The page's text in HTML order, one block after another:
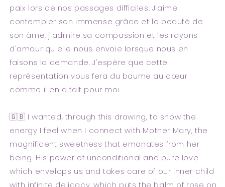
paix lors de nos passages difficiles. J'aime
contempler son immense grâce et la beauté de
son âme, j'admire sa compassion et les rayons
d'amour qu'elle nous envoie lorsque nous en
faisons la demande. J'espère que cette
représentation vous fera du baume au cœur
comme il en a fait pour moi.
🇬🇧 I wanted, through this drawing, to show the
energy I feel when I connect with Mother Mary, the
magnificent sweetness that emanates from her
being. His power of unconditional and pure love
which envelops us and takes care of our inner child
with infinite delicacy, which puts the balm of rose on